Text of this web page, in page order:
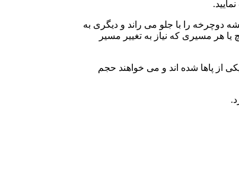
را با جلو می راند و دیگری به
هر مسیری که نیاز به تغییر مسیر
از پاها شده اند و می خواهند حجم